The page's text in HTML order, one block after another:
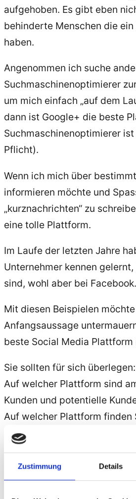
Zustimmung Details
aufgehoben. Es gibt eben
behinderte Menschen die
haben.
Angenommen ich suche
Suchmaschinenoptimierer
um mich einfach „auf dem
dann ist Google+ die beste
Suchmaschinenoptimierer ist
Pflicht).
Wenn ich mich über
informieren möchte und
„kurznachrichten“ zu
eine tolle Plattform.
Im Laufe der letzten Jahre
Unternehmer kennen
sind, wohl aber bei Facebook.
Mit diesen Beispielen
Anfangsaussage
beste Social Media
Sie sollten für sich überlegen:
Auf welcher Plattform sind
Kunden und potentielle
Auf welcher Plattform finden
Geschäftspartner
und Google+, weil ich mir